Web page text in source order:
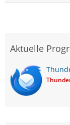
Aktuelle